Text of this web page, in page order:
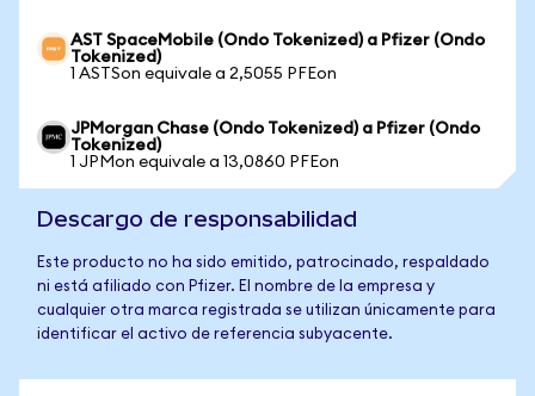
AST SpaceMobile (Ondo Tokenized) a Pfizer (Ondo
Tokenized)
1 ASTSon equivale a 2,5055 PFEon
JPMorgan Chase (Ondo Tokenized) a Pfizer (Ondo
Tokenized)
1 JPMon equivale a 13,0860 PFEon
Descargo de responsabilidad
Este producto no ha sido emitido, patrocinado, respaldado
ni está afiliado con Pfizer. El nombre de la empresa y
cualquier otra marca registrada se utilizan únicamente para
identificar el activo de referencia subyacente.